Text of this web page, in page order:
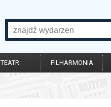
TEATR FILHARMONIA